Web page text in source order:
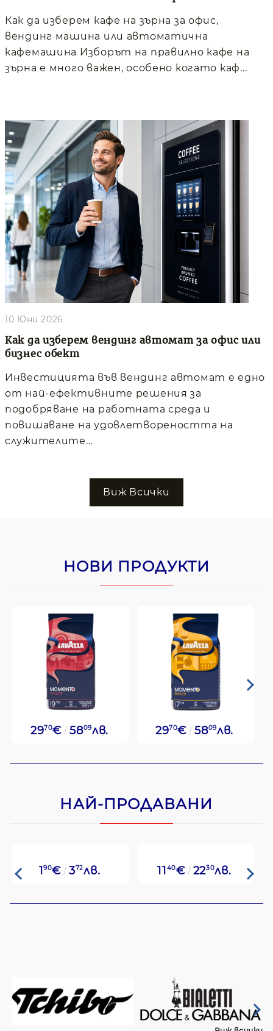
Как да изберем кафе на зърна за офис,
вендинг машина или автоматична
кафемашина Изборът на правилно кафе на
зърна е много важен, особено когато каф...
Как да изберем вендинг автомат за офис или
бизнес обект
10 Юни 2026
Инвестицията във вендинг автомат е едно
от най-ефективните решения за
подобряване на работната среда и
повишаване на удовлетвореността на
служителите...
Виж Всички
НОВИ ПРОДУКТИ
2970€ 5809лв. 2970€ 5809лв.
НАЙ-ПРОДАВАНИ
190€ 372лв. 11 40€ 2230лв.